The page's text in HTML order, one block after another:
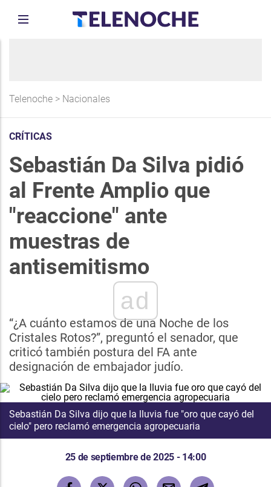
Telenoche > Nacionales
CRÍTICAS
Sebastián Da Silva pidió
al Frente Amplio que
"reaccione" ante
muestras de
antisemitismo
ad
“¿A cuánto estamos de una Noche de los
Cristales Rotos?”, preguntó el senador, que
criticó también postura del FA ante
designación de embajador judío.
Sebastián Da Silva dijo que la lluvia fue "oro que cayó del
cielo" pero reclamó emergencia agropecuaria
25 de septiembre de 2025 - 14:00